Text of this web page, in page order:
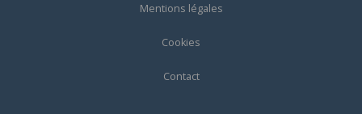
Mentions légales
Cookies
Contact